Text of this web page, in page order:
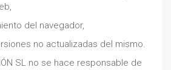
del navegador,
no actualizadas del mismo.
SL no se hace responsable de